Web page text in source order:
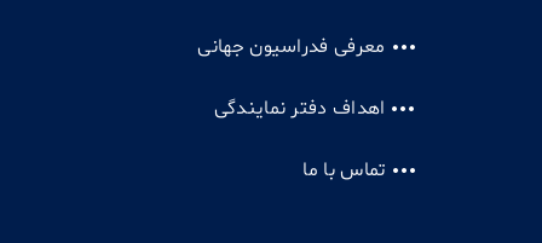
معرفی فدراسیون جهانی
اهداف دفتر نمایندگی
تماس با ما